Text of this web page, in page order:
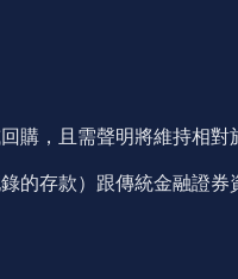
購，且需聲明將維持相對
的存款）跟傳統金融證